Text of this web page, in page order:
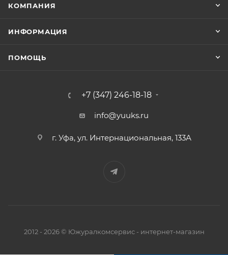
КОМПАНИЯ
ИНФОРМАЦИЯ
ПОМОЩЬ
+7 (347) 246-18-18
info@yuuks.ru
г. Уфа, ул. Интернациональная, 133А
2012 - 2026 © Южуралкомсервис - интернет-магазин